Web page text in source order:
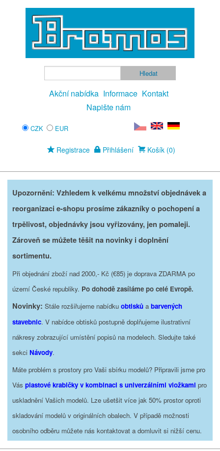
Akční nabídka Informace Kontakt
Napište nám
CZK EUR
Registrace Přihlášení Košík (0)
Upozornění: Vzhledem k velkému množství objednávek a
reorganizaci e-shopu prosíme zákazníky o pochopení a
trpělivost, objednávky jsou vyřizovány, jen pomaleji.
Zároveň se můžete těšit na novinky i doplnění
sortimentu.
Při objednání zboží nad 2000,- Kč (€85) je doprava ZDARMA po
území České republiky. Po dohodě zasíláme po celé Evropě.
Novinky: Stále rozšiřujeme nabídku obtisků a barvených
stavebnic. V nabídce obtisků postupně doplňujeme ilustrativní
nákresy zobrazující umístění popisů na modelech. Sledujte také
sekci Návody.
Máte problém s prostory pro Vaši sbírku modelů? Připravili jsme pro
Vás plastové krabičky v kombinaci s univerzálními vložkami pro
uskladnění Vašich modelů. Lze ušetšit více jak 50% prostor oproti
skladování modelů v originálních obalech. V případě možnosti
osobního odběru můžete nás kontaktovat a domluvit si nižší cenu.